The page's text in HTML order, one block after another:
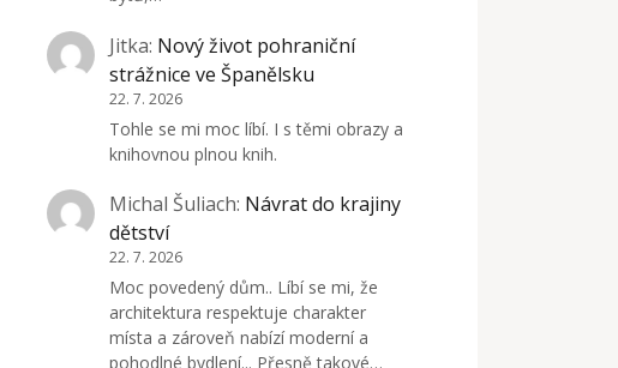
Jitka: Nový život pohraniční
strážnice ve Španělsku
22. 7. 2026
Tohle se mi moc líbí. I s těmi obrazy a
knihovnou plnou knih.
Michal Šuliach: Návrat do krajiny
dětství
22. 7. 2026
Moc povedený dům.. Líbí se mi, že
architektura respektuje charakter
místa a zároveň nabízí moderní a
pohodlné bydlení... Přesně takové…